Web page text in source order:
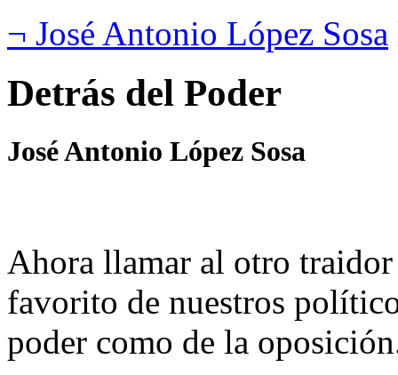
¬ José Antonio López Sosa
Detrás del Poder
José Antonio López Sosa
Ahora llamar al otro
favorito de nuestros
poder como de la